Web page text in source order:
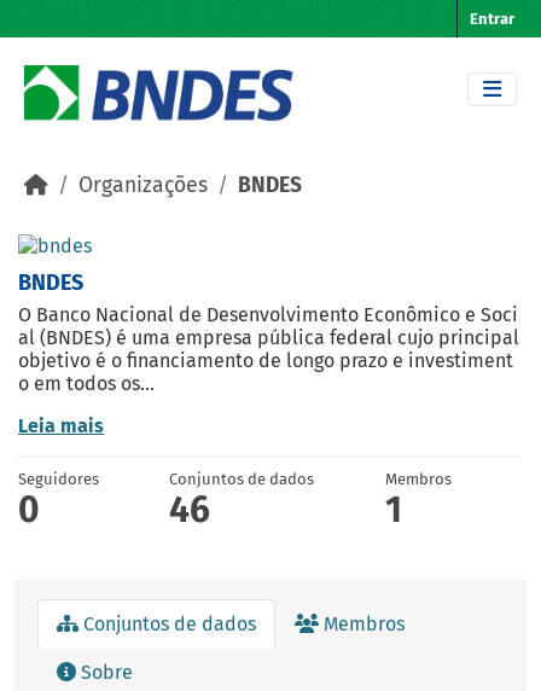
Entrar
Organizações BNDES
BNDES
O Banco Nacional de Desenvolvimento Econômico e Soci
al (BNDES) é uma empresa pública federal cujo principal
objetivo é o financiamento de longo prazo e investiment
o em todos os...
Leia mais
Seguidores
0
Conjuntos de dados
46
Membros
1
Conjuntos de dados Membros
Sobre